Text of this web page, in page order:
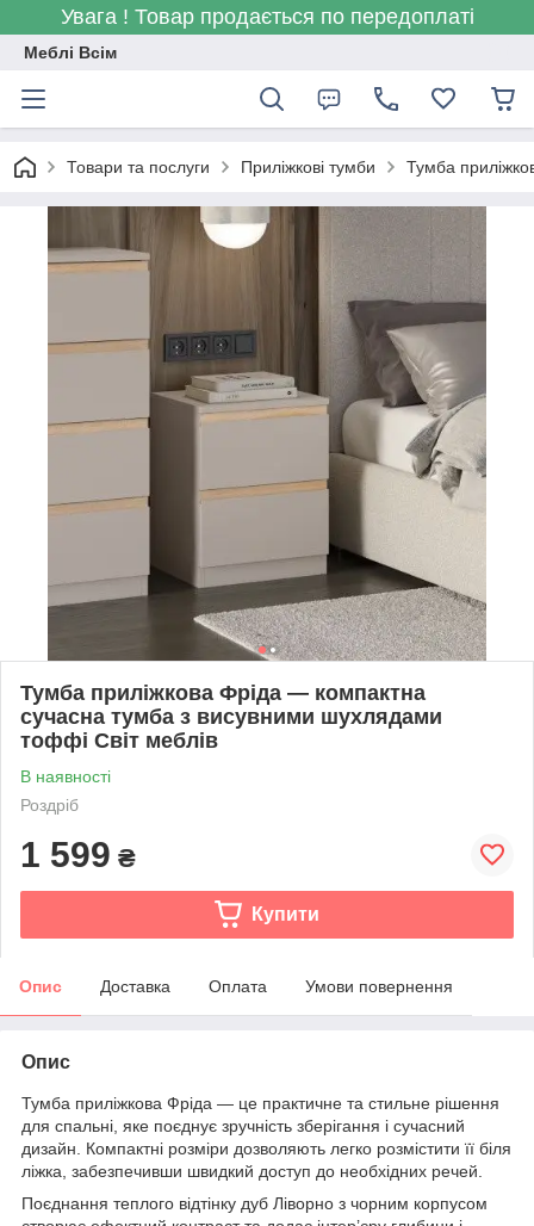
Увага ! Товар продається по передоплаті
Меблі Всім
Товари та послуги Приліжкові тумби Тумба
Тумба приліжкова Фріда — компактна
сучасна тумба з висувними шухлядами
тоффі Світ меблів
В наявності
Роздріб
1 599 ₴
Купити
Опис Доставка Оплата Умови повернення
Опис
Тумба приліжкова Фріда — це практичне та стильне рішення
для спальні, яке поєднує зручність зберігання і сучасний
дизайн. Компактні розміри дозволяють легко розмістити її біля
ліжка, забезпечивши швидкий доступ до необхідних речей.
Поєднання теплого відтінку дуб Ліворно з чорним корпусом